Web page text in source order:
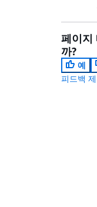
페이지
까?
예
피드백